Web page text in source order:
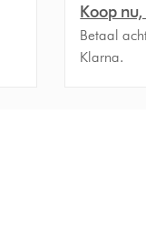
Koop
Betaal
Klarna.